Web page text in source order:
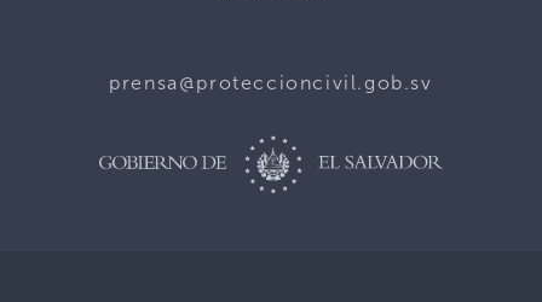
prensa@proteccioncivil.gob.sv